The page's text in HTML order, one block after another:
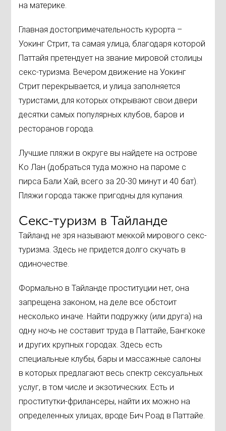
на материке.
Главная достопримечательность курорта –
Уокинг Стрит, та самая улица, благодаря которой
Паттайя претендует на звание мировой столицы
секс-туризма. Вечером движение на Уокинг
Стрит перекрывается, и улица заполняется
туристами, для которых открывают свои двери
десятки самых популярных клубов, баров и
ресторанов города.
Лучшие пляжи в округе вы найдете на острове
Ко Лан (добраться туда можно на пароме с
пирса Бали Хай, всего за 20-30 минут и 40 бат).
Пляжи города также пригодны для купания.
Секс-туризм в Тайланде
Тайланд не зря называют меккой мирового секс-
туризма. Здесь не придется долго скучать в
одиночестве.
Формально в Тайланде проституции нет, она
запрещена законом, на деле все обстоит
несколько иначе. Найти подружку (или друга) на
одну ночь не составит труда в Паттайе, Бангкоке
и других крупных городах. Здесь есть
специальные клубы, бары и массажные салоны
в которых предлагают весь спектр сексуальных
услуг, в том числе и экзотических. Есть и
проститутки-фрилансеры, найти их можно на
определенных улицах, вроде Бич Роад в Паттайе.